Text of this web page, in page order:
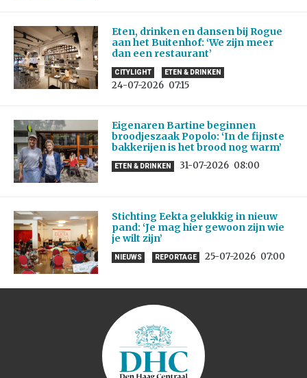
Eten, drinken en dansen bij Rogue
aan het Buitenhof: ‘We zijn meer
dan een restaurant’
CITYLIGHT ETEN & DRINKEN
24-07-2026 07:15
Eigenaren Bartine beginnen
broodjeszaak Popolo: ‘In de fijnste
bakkerijen is het brood nog warm’
ETEN & DRINKEN 31-07-2026 08:00
Stichting Eekta gelukkig in nieuw
pand: ‘Je mag hier gewoon zijn wie
je wilt zijn’
NIEUWS REPORTAGE 25-07-2026 07:00